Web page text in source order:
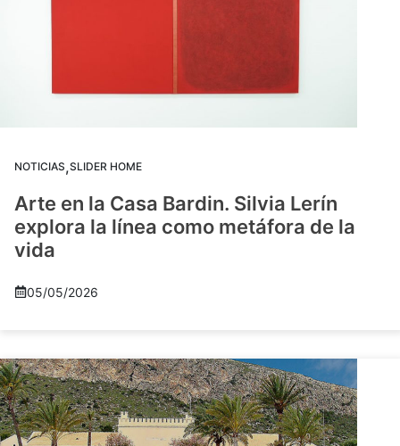
NOTICIAS,SLIDER HOME
Arte en la Casa Bardin. Silvia Lerín
explora la línea como metáfora de la
vida
05/05/2026